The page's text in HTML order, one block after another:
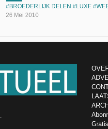
26 Mei 2010
BROEDERLIJK DELEN LUXE